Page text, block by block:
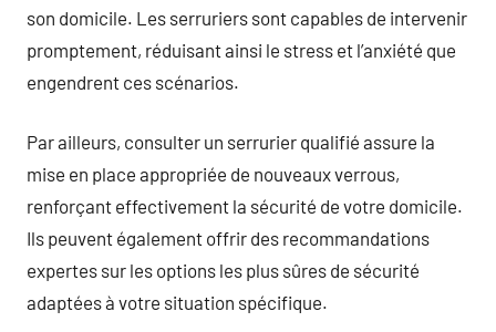
son domicile. Les serruriers sont capables de intervenir
promptement, réduisant ainsi le stress et l’anxiété que
engendrent ces scénarios.
Par ailleurs, consulter un serrurier qualifié assure la
mise en place appropriée de nouveaux verrous,
renforçant effectivement la sécurité de votre domicile.
Ils peuvent également offrir des recommandations
expertes sur les options les plus sûres de sécurité
adaptées à votre situation spécifique.